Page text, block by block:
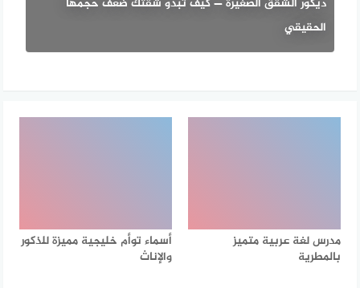
الحقيقي
مدرس لغة عربية متميز
بالمطرية
أسماء توأم خليجية مميزة للذكور
والإناث